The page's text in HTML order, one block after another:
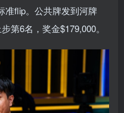
准flip。公共牌发到河牌
第6名，奖金$179,000。